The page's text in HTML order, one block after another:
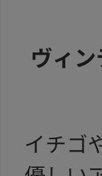
ヴィ
イチゴ